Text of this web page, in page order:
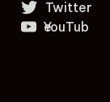
Twitter
YouTube